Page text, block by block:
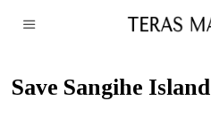
Save Sangihe Island